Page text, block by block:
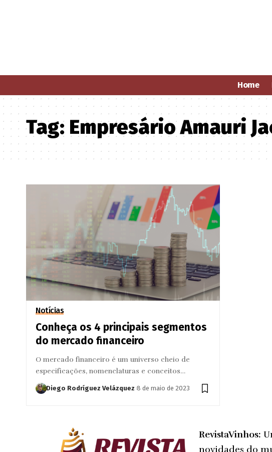
Home
Tag: Empresário Amauri
Notícias
Conheça os 4 principais segmentos
do mercado financeiro
O mercado financeiro é um universo cheio de
especificações, nomenclaturas e conceitos…
Diego Rodríguez Velázquez 8 de maio de 2023
RevistaVinhos:
novidades do